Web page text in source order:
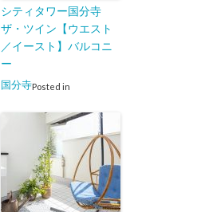
シティタワー国分寺
ザ・ツイン【ウエスト
／イースト】バルコニ
ー
Posted in
国分寺